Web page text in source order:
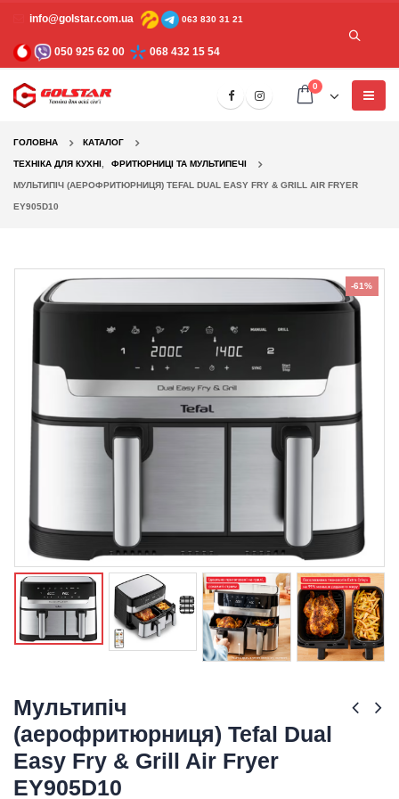
info@golstar.com.ua 063 830 31 21
050 925 62 00 068 432 15 54
0
ГОЛОВНА КАТАЛОГ
TЕХНІКА ДЛЯ КУХНІ , ФРИТЮРНИЦІ ТА МУЛЬТИПЕЧІ
МУЛЬТИПІЧ (АЕРОФРИТЮРНИЦЯ) TEFAL DUAL EASY FRY & GRILL AIR FRYER
EY905D10
-61%
Мультипіч
(аерофритюрниця) Tefal Dual
Easy Fry & Grill Air Fryer
EY905D10